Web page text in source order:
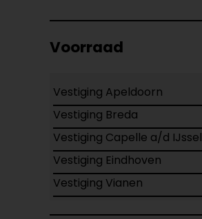
Voorraad
Vestiging Apeldoorn
Vestiging Breda
Vestiging Capelle a/d IJssel
Vestiging Eindhoven
Vestiging Vianen